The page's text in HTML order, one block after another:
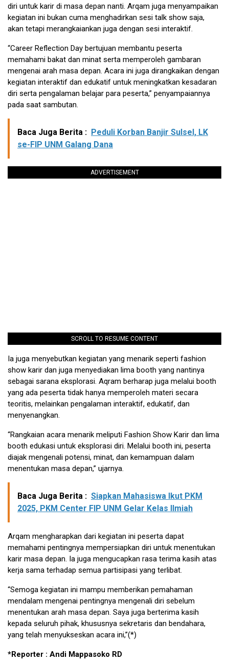
diri untuk karir di masa depan nanti. Arqam juga menyampaikan
kegiatan ini bukan cuma menghadirkan sesi talk show saja,
akan tetapi merangkaiankan juga dengan sesi interaktif.
“Career Reflection Day bertujuan membantu peserta
memahami bakat dan minat serta memperoleh gambaran
mengenai arah masa depan. Acara ini juga dirangkaikan dengan
kegiatan interaktif dan edukatif untuk meningkatkan kesadaran
diri serta pengalaman belajar para peserta,” penyampaiannya
pada saat sambutan.
Baca Juga Berita : Peduli Korban Banjir Sulsel, LK
se-FIP UNM Galang Dana
ADVERTISEMENT
SCROLL TO RESUME CONTENT
Ia juga menyebutkan kegiatan yang menarik seperti fashion
show karir dan juga menyediakan lima booth yang nantinya
sebagai sarana eksplorasi. Aqram berharap juga melalui booth
yang ada peserta tidak hanya memperoleh materi secara
teoritis, melainkan pengalaman interaktif, edukatif, dan
menyenangkan.
“Rangkaian acara menarik meliputi Fashion Show Karir dan lima
booth edukasi untuk eksplorasi diri. Melalui booth ini, peserta
diajak mengenali potensi, minat, dan kemampuan dalam
menentukan masa depan,” ujarnya.
Baca Juga Berita : Siapkan Mahasiswa Ikut PKM
2025, PKM Center FIP UNM Gelar Kelas Ilmiah
Arqam mengharapkan dari kegiatan ini peserta dapat
memahami pentingnya mempersiapkan diri untuk menentukan
karir masa depan. Ia juga mengucapkan rasa terima kasih atas
kerja sama terhadap semua partisipasi yang terlibat.
“Semoga kegiatan ini mampu memberikan pemahaman
mendalam mengenai pentingnya mengenali diri sebelum
menentukan arah masa depan. Saya juga berterima kasih
kepada seluruh pihak, khususnya sekretaris dan bendahara,
yang telah menyukseskan acara ini,”(*)
*Reporter : Andi Mappasoko RD